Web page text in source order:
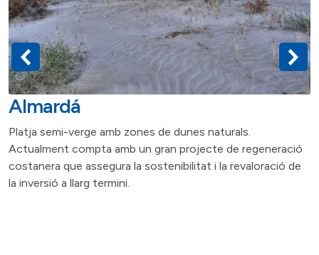
Almardá
Platja semi-verge amb zones de dunes naturals.
Actualment compta amb un gran projecte de regeneració
costanera que assegura la sostenibilitat i la revaloració de
la inversió a llarg termini.